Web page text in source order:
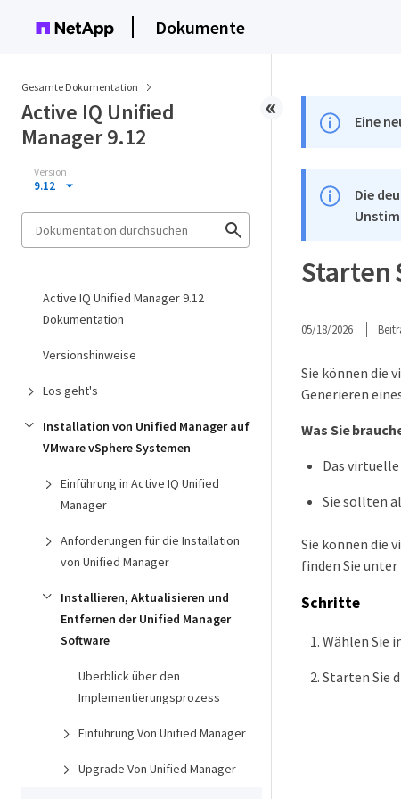
Dokumente
Gesamte Dokumentation
Active IQ Unified
Manager 9.12
Version
9.12
Active IQ Unified Manager 9.12
Dokumentation
Versionshinweise
Los geht's
Installation von Unified Manager auf
VMware vSphere Systemen
Einführung in Active IQ Unified
Manager
Anforderungen für die Installation
von Unified Manager
Installieren, Aktualisieren und
Entfernen der Unified Manager
Software
Überblick über den
Implementierungsprozess
Einführung Von Unified Manager
Upgrade Von Unified Manager
Eine
Die
Starten
05/18/2026
Sie können die
Generieren
Was Sie
Das
Sie sollten
Sie können die
finden Sie unter
Schritte
Wählen Sie
Starten Sie